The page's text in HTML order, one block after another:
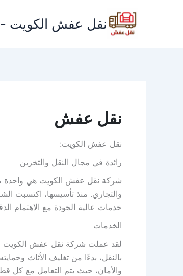
نقل عفش الكويت -
نقل عفش
نقل عفش الكويت:
رائدة في مجال النقل والتخزين
شركة نقل عفش الكويت هي واحدة
والتجاري. منذ تأسيسها، اكتسبت
خدمات عالية الجودة مع الاهتمام
الخدمات
لقد عملت شركة نقل عفش الكويت
بالنقل، بدءًا من تغليف الأثاث
والأمان، حيث يتم التعامل مع كل